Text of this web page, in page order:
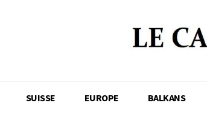
SUISSE EUROPE BALKANS